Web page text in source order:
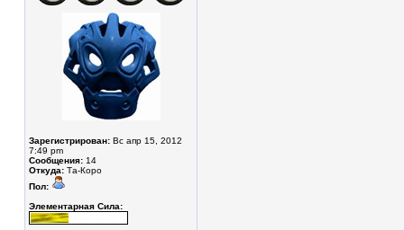
Зарегистрирован: Вс апр 15, 2012
7:49 pm
Сообщения: 14
Откуда: Та-Коро
Пол:
Элементарная Сила: